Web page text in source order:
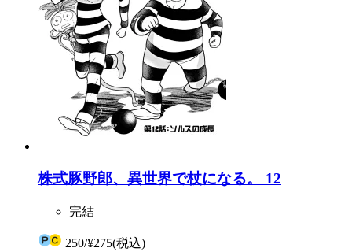
株式豚野郎、異世界で杖になる。 12
完結
250/¥275(税込)